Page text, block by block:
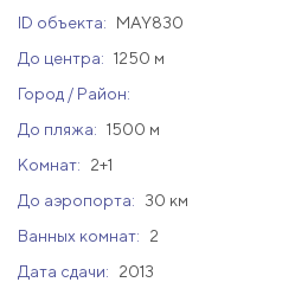
ID объекта:
MAY830
До центра: 1250 м
Город / Район:
До пляжа: 1500 м
Комнат:
2+1
До аэропорта:
30 км
Ванных комнат:
2
Дата сдачи:
2013